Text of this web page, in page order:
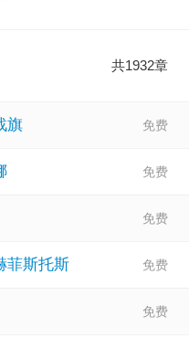
矮人、兽人。
个小院、三个农民。
获取资源、发展城建、征
共1932章
旗
菲斯托斯